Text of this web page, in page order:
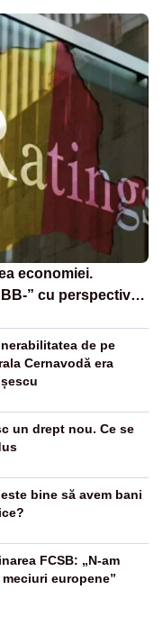
economiei.
” cu perspectivă
de pe
Cernavodă era
un drept nou. Ce se
bine să avem bani
FCSB: „N-am
europene”